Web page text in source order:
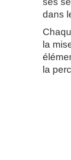
dans
la
la